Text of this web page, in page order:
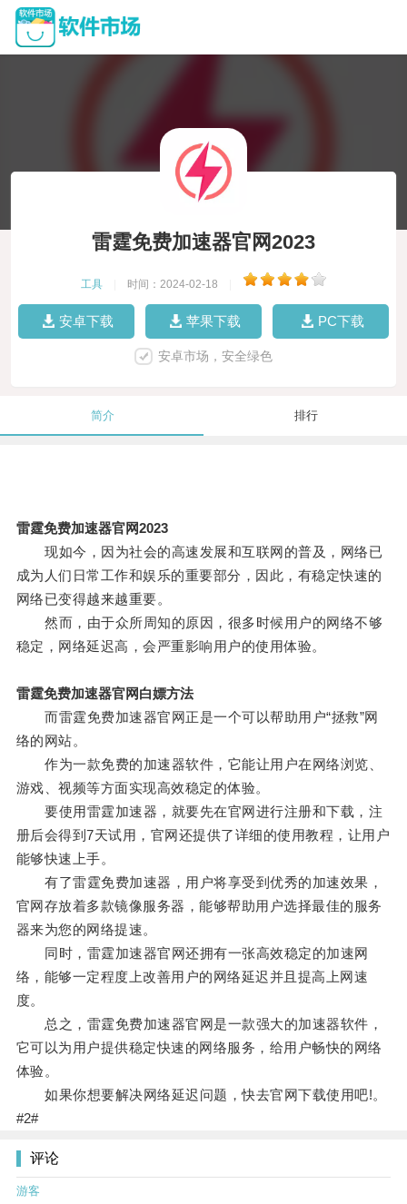
雷霆免费加速器官网2023
工具 时间：2024-02-18
安卓下载 苹果下载 PC下载
安卓市场，安全绿色
简介 排行
雷霆免费加速器官网2023
现如今，因为社会的高速发展和互联网的普及，网络已
成为人们日常工作和娱乐的重要部分，因此，有稳定快速的
网络已变得越来越重要。
然而，由于众所周知的原因，很多时候用户的网络不够
稳定，网络延迟高，会严重影响用户的使用体验。
雷霆免费加速器官网白嫖方法
而雷霆免费加速器官网正是一个可以帮助用户“拯救”网
络的网站。
作为一款免费的加速器软件，它能让用户在网络浏览、
游戏、视频等方面实现高效稳定的体验。
要使用雷霆加速器，就要先在官网进行注册和下载，注
册后会得到7天试用，官网还提供了详细的使用教程，让用户
能够快速上手。
有了雷霆免费加速器，用户将享受到优秀的加速效果，
官网存放着多款镜像服务器，能够帮助用户选择最佳的服务
器来为您的网络提速。
同时，雷霆加速器官网还拥有一张高效稳定的加速网
络，能够一定程度上改善用户的网络延迟并且提高上网速
度。
总之，雷霆免费加速器官网是一款强大的加速器软件，
它可以为用户提供稳定快速的网络服务，给用户畅快的网络
体验。
如果你想要解决网络延迟问题，快去官网下载使用吧!。
#2#
评论
游客